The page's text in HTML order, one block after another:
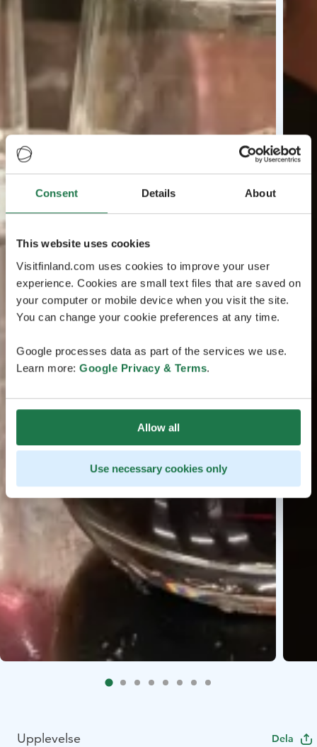
Consent Details About
This website uses cookies
Visitfinland.com uses cookies to improve your user
experience. Cookies are small text files that are saved on
your computer or mobile device when you visit the site.
You can change your cookie preferences at any time.
Google processes data as part of the services we use.
Learn more: Google Privacy & Terms.
Allow all
Use necessary cookies only
Upplevelse Dela